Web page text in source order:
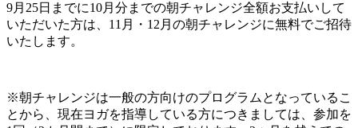
9月25日までに10月分までの朝チャレンジ全額お支払いして
いただいた方は、11月・12月の朝チャレンジに無料でご招待
いたします。
※朝チャレンジは一般の方向けのプログラムとなっているこ
とから、現在ヨガを指導している方につきましては、参加を